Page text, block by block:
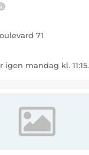
71
mandag kl. 11:15.